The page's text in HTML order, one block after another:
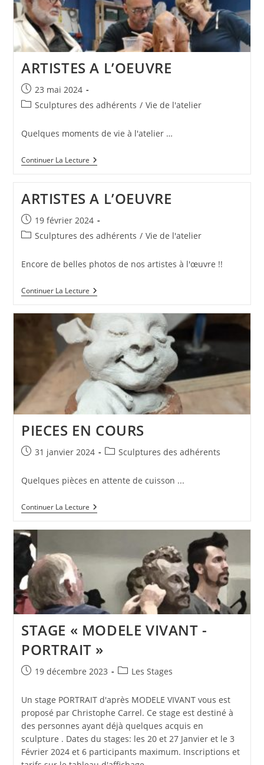
ARTISTES A L’OEUVRE
Publication
publiée :
23 mai 2024
PostSculptures des adhérents / Vie de l'atelier
Quelques moments de vie à l'atelier …
Continuer La LectureARTISTES
A
ARTISTES A L’OEUVRE
Publication
publiée :
19 février 2024
PostSculptures des adhérents / Vie de l'atelier
Encore de belles photos de nos artistes à l'œuvre !!
Continuer La LectureARTISTES
A
PIECES EN COURS
Publication
31 janvier 2024
PostSculptures des adhérents
Quelques pièces en attente de cuisson ...
Continuer La LecturePIECES
EN
STAGE « MODELE VIVANT -
PORTRAIT »
Publication
19 décembre 2023
PostLes Stages
Un stage PORTRAIT d'après MODELE VIVANT vous est
proposé par Christophe Carrel. Ce stage est destiné à
des personnes ayant déjà quelques acquis en
sculpture . Dates du stages: les 20 et 27 Janvier et le 3
Février 2024 et 6 participants maximum. Inscriptions et